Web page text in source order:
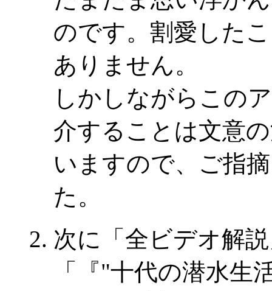
のです。割愛した
ありません。
しかしながらこの
介することは文意
いますので、ご指
た。
次に「全ビデオ解
「『"十代の潜水生